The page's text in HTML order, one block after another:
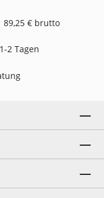
€ brutto
2 Tagen